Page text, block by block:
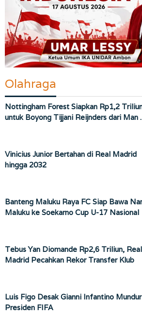
Olahraga
Nottingham Forest Siapkan Rp1,2
untuk Boyong Tijjani Reijnders dari Man
Vinicius Junior Bertahan di Real Madrid
hingga 2032
Banteng Maluku Raya FC Siap Bawa
Maluku ke Soekarno Cup U-17 Nasional
Tebus Yan Diomande Rp2,6 Triliun, Real
Madrid Pecahkan Rekor Transfer Klub
Luis Figo Desak Gianni Infantino
Presiden FIFA